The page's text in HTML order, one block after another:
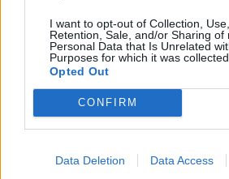
I want to opt-out of Collection, Use,
Retention, Sale, and/or Sharing of
Personal Data that Is Unrelated
Purposes for which it was collected.
Opted Out
CONFIRM
Data Deletion Data Access
dekorativ të
kryesore në
kursyer
Itali, alarm i
zgjatet orari